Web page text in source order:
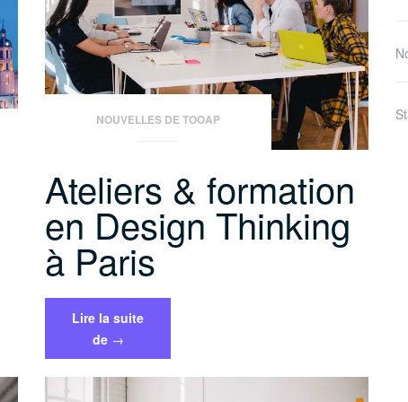
NOUVELLES DE TOOAP
Ateliers & formation
en Design Thinking
à Paris
Lire la suite
de « Ateliers
&
formation
→